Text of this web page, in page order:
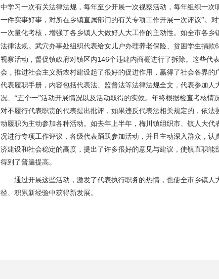
中学习一次有关法律法规，每年至少开展一次视察活动，每年组织一次
一件实事好事，对所在乡镇直属部门的有关专项工作开展一次评议”。
一次量化考核，增强了各乡镇人大做好人大工作的主动性。如全市各乡
法律法规。武穴办事处组织代表给女儿户办理养老保险、贫困学生捐款6
视察活动，督促镇政府对镇区内146个违建内商棚进行了拆除。这些代
会，推进社会主义新农村建设起了很好的促进作用，赢得了社会各界的
代表履职手册，内容包括代表法、监督法等法律法规全文，代表参加人
况、“五个一”活动开展情况以及活动取得的实效。年终根据检查考核情
对不履行代表职责的代表提出批评，如果违反代表法相关规定的，依法
动履职为主动参加各种活动。如去年上半年，梅川镇组织市、镇人大代
况进行专项工作评议，各级代表踊跃参加活动，并且主动深入群众，认
济建设和社会稳定的高度，提出了许多很好的意见与建议，使镇直职能
得到了普遍提高。
通过开展这些活动，激发了代表执行职务的热情，也使全市乡镇人
径、积累新经验中获得新发展。